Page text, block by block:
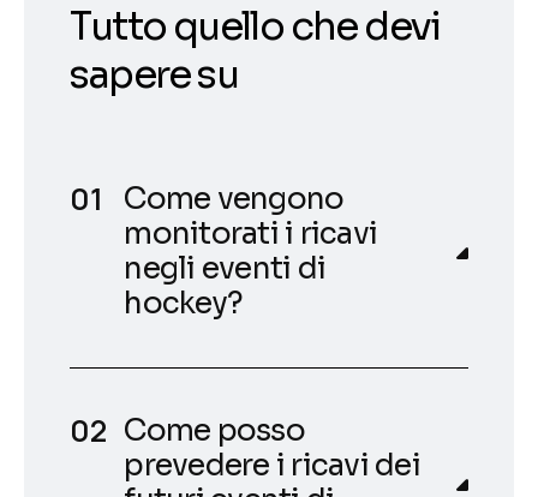
Tutto quello che devi
sapere su
Come vengono
monitorati i ricavi
negli eventi di
hockey?
Come posso
prevedere i ricavi dei